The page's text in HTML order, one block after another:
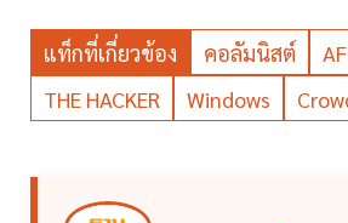
แท็กที่เกี่ยวข้อง คอลัมนิสต์
THE HACKER
Windows